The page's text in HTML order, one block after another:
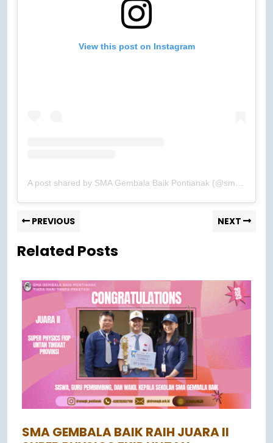
View this post on Instagram
A post shared by SMA Gembala Baik Pontianak (@smagb_pontianak)
PREVIOUS NEXT
Related Posts
SMA GEMBALA BAIK RAIH JUARA II